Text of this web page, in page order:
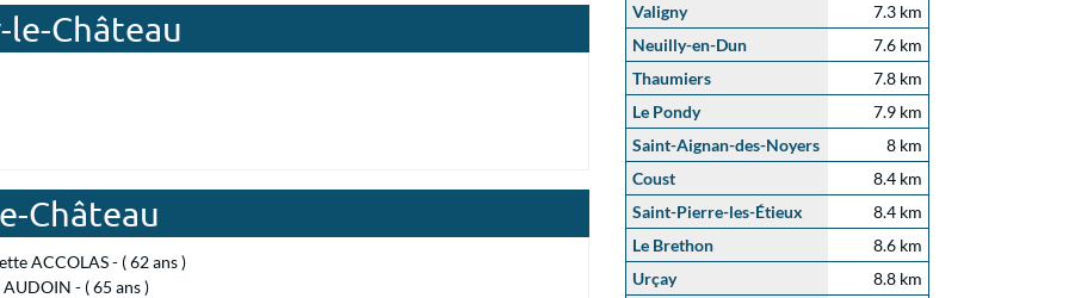
Château
Château
ACCOLAS - ( 62 ans )
- ( 65 ans )
Valigny
7.3 km
Neuilly-en-Dun
7.6 km
Thaumiers
7.8 km
Le Pondy
7.9 km
Saint-Aignan-des-Noyers
8 km
Coust
8.4 km
Saint-Pierre-les-Étieux
8.4 km
Le Brethon
8.6 km
Urçay
8.8 km